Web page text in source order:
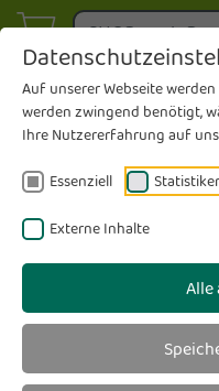
Auf unserer Webseite
werden zwingend benötigt,
Ihre Nutzererfahrung auf
Essenziell
Externe Inhalte
Alle